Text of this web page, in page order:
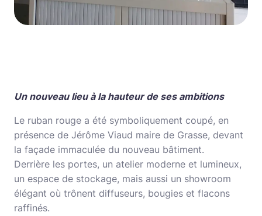
Un nouveau lieu à la hauteur de ses ambitions
Le ruban rouge a été symboliquement coupé, en
présence de Jérôme Viaud maire de Grasse, devant
la façade immaculée du nouveau bâtiment.
Derrière les portes, un atelier moderne et lumineux,
un espace de stockage, mais aussi un showroom
élégant où trônent diffuseurs, bougies et flacons
raffinés.